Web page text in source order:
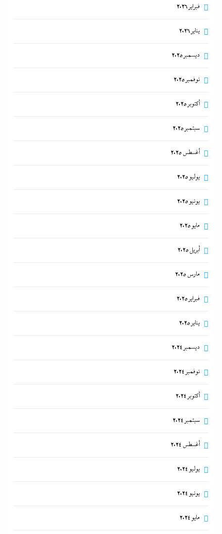
فبراير 2026
يناير 2026
ديسمبر 2025
نوفمبر 2025
أكتوبر 2025
سبتمبر 2025
أغسطس 2025
يوليو 2025
يونيو 2025
مايو 2025
أبريل 2025
مارس 2025
فبراير 2025
يناير 2025
ديسمبر 2024
نوفمبر 2024
أكتوبر 2024
سبتمبر 2024
أغسطس 2024
يوليو 2024
يونيو 2024
مايو 2024